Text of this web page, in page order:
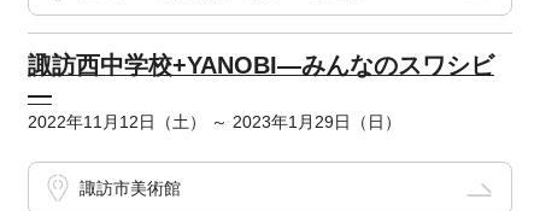
諏訪西中学校+YANOBI―みんなのスワシビ
―
2022年11月12日（土） ～ 2023年1月29日（日）
諏訪市美術館